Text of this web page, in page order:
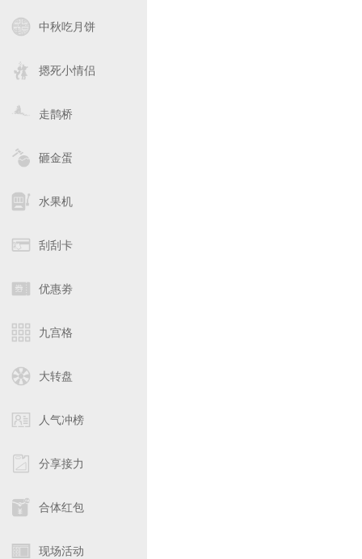
中秋吃月饼
摁死小情侣
走鹊桥
砸金蛋
水果机
刮刮卡
优惠劵
九宫格
大转盘
人气冲榜
分享接力
合体红包
现场活动